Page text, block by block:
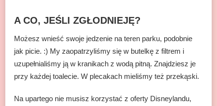
A CO, JEŚLI ZGŁODNIEJĘ?
Możesz wnieść swoje jedzenie na teren parku, podobnie
jak picie. :) My zaopatrzyliśmy się w butelkę z filtrem i
uzupełnialiśmy ją w kranikach z wodą pitną. Znajdziesz je
przy każdej toalecie. W plecakach mieliśmy też przekąski.
Na upartego nie musisz korzystać z oferty Disneylandu,